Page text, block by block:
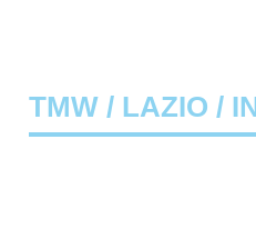
TMW / LAZIO /